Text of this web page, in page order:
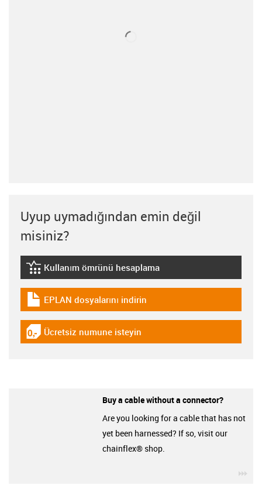
Uyup uymadığından emin değil
misiniz?
igus-icon-lebensdauerrechner
Kullanım ömrünü hesaplama
igus-icon-download-plan
EPLAN dosyalarını indirin
igus-icon-gratismuster
Ücretsiz numune isteyin
Buy a cable without a connector?
Are you looking for a cable that has not
yet been harnessed? If so, visit our
chainflex® shop.